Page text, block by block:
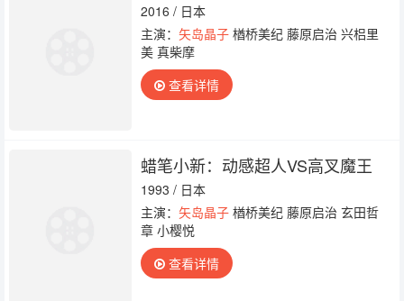
2016 / 日本
主演： 矢岛晶子楢桥美纪 藤原启治 兴梠里
美 真柴摩
查看详情
蜡笔小新：动感超人VS高叉魔王
1993 / 日本
主演： 矢岛晶子楢桥美纪 藤原启治 玄田哲
章 小樱悦
查看详情